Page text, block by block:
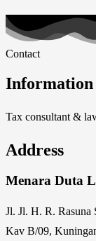
Contact
Information
Tax consultant &
Address
Menara Duta
Jl. Jl. H. R. Rasuna
Kav B/09,